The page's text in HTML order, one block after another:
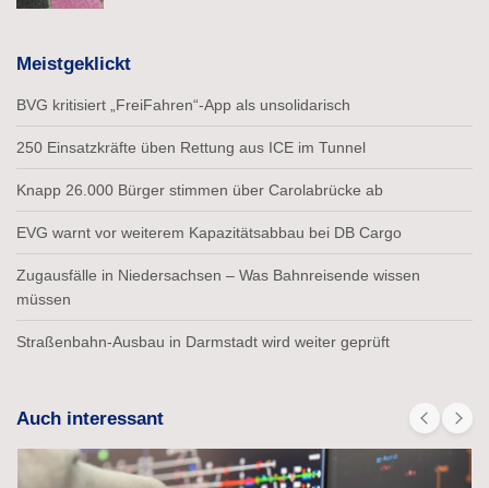
Meistgeklickt
BVG kritisiert „FreiFahren“-App als unsolidarisch
250 Einsatzkräfte üben Rettung aus ICE im Tunnel
Knapp 26.000 Bürger stimmen über Carolabrücke ab
EVG warnt vor weiterem Kapazitätsabbau bei DB Cargo
Zugausfälle in Niedersachsen – Was Bahnreisende wissen
müssen
Straßenbahn-Ausbau in Darmstadt wird weiter geprüft
Auch interessant